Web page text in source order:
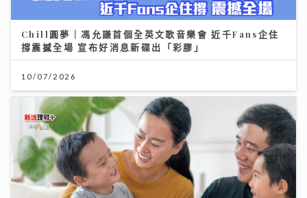
Chill圓夢｜馮允謙首個全英文歌音樂會 近千Fans企住
撐震撼全場 宣布好消息新碟出「彩膠」
10/07/2026